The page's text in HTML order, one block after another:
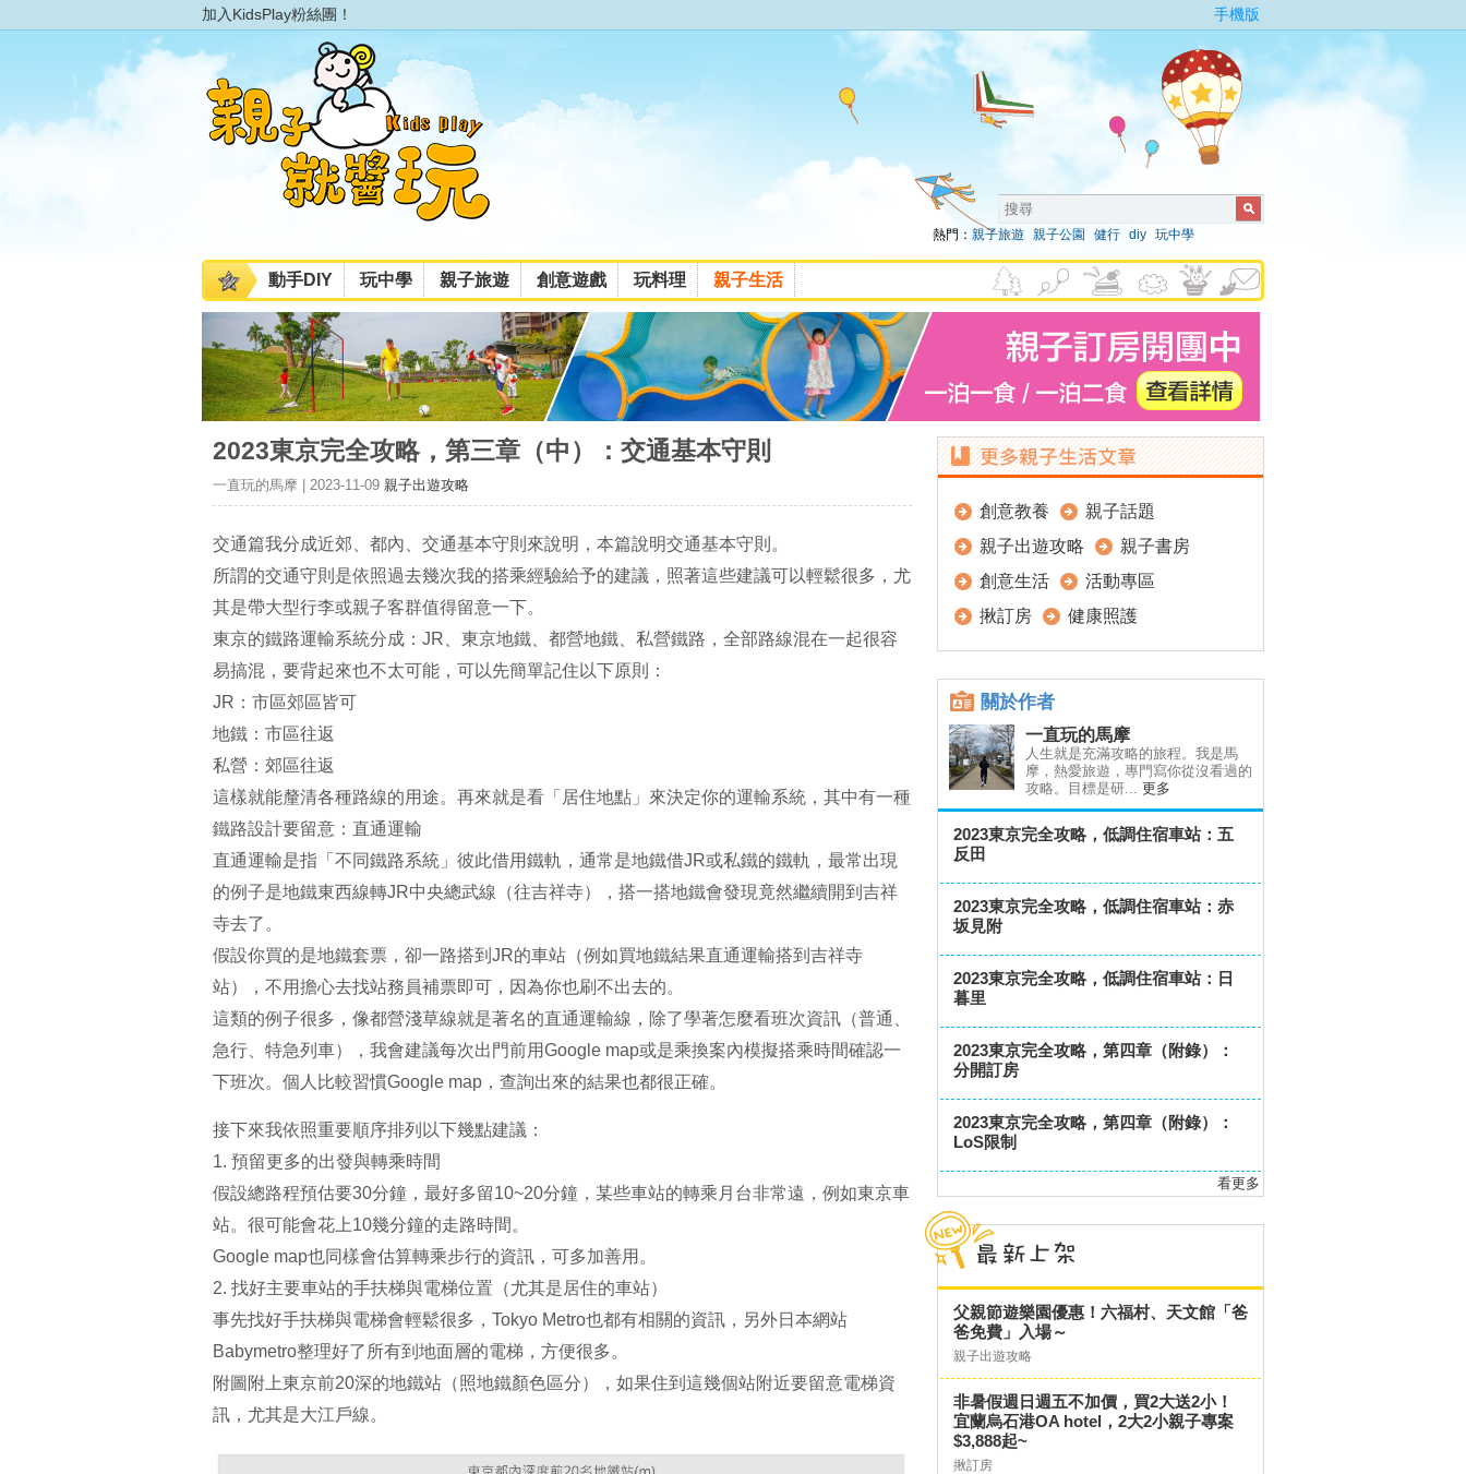
加入KidsPlay粉絲團！ 手機版
熱門： 親子旅遊 親子公園 健行 diy 玩中學
動手DIY 玩中學 親子旅遊 創意遊戲 玩料理 親子生活
2023東京完全攻略，第三章（中）：交通基本守則
一直玩的馬摩 | 2023-11-09 親子出遊攻略
交通篇我分成近郊、都內、交通基本守則來說明，本篇說明交通基本守則。
所謂的交通守則是依照過去幾次我的搭乘經驗給予的建議，照著這些建議可以輕鬆很多，尤
其是帶大型行李或親子客群值得留意一下。
東京的鐵路運輸系統分成：JR、東京地鐵、都營地鐵、私營鐵路，全部路線混在一起很容
易搞混，要背起來也不太可能，可以先簡單記住以下原則：
JR：市區郊區皆可
地鐵：市區往返
私營：郊區往返
這樣就能釐清各種路線的用途。再來就是看「居住地點」來決定你的運輸系統，其中有一種
鐵路設計要留意：直通運輸
直通運輸是指「不同鐵路系統」彼此借用鐵軌，通常是地鐵借JR或私鐵的鐵軌，最常出現
的例子是地鐵東西線轉JR中央總武線（往吉祥寺），搭一搭地鐵會發現竟然繼續開到吉祥
寺去了。
假設你買的是地鐵套票，卻一路搭到JR的車站（例如買地鐵結果直通運輸搭到吉祥寺
站），不用擔心去找站務員補票即可，因為你也刷不出去的。
這類的例子很多，像都營淺草線就是著名的直通運輸線，除了學著怎麼看班次資訊（普通、
急行、特急列車），我會建議每次出門前用Google map或是乘換案內模擬搭乘時間確認一
下班次。個人比較習慣Google map，查詢出來的結果也都很正確。
接下來我依照重要順序排列以下幾點建議：
1. 預留更多的出發與轉乘時間
假設總路程預估要30分鐘，最好多留10~20分鐘，某些車站的轉乘月台非常遠，例如東京車
站。很可能會花上10幾分鐘的走路時間。
Google map也同樣會估算轉乘步行的資訊，可多加善用。
2. 找好主要車站的手扶梯與電梯位置 （尤其是居住的車站）
事先找好手扶梯與電梯會輕鬆很多，Tokyo Metro也都有相關的資訊，另外日本網站
Babymetro整理好了所有到地面層的電梯，方便很多。
附圖附上東京前20深的地鐵站（照地鐵顏色區分），如果住到這幾個站附近要留意電梯資
訊，尤其是大江戶線。
創意教養
親子話題
親子出遊攻略
親子書房
創意生活
活動專區
揪訂房
健康照護
關於作者
一直玩的馬摩
人生就是充滿攻略的旅程。我是馬
摩，熱愛旅遊，專門寫你從沒看過的
攻略。目標是研... 更多
2023東京完全攻略，低調住宿車站：五
反田
2023東京完全攻略，低調住宿車站：赤
坂見附
2023東京完全攻略，低調住宿車站：日
暮里
2023東京完全攻略，第四章（附錄）：
分開訂房
2023東京完全攻略，第四章（附錄）：
LoS限制
看更多
父親節遊樂園優惠！六福村、天文館「爸
爸免費」入場～
親子出遊攻略
非暑假週日週五不加價，買2大送2小！
宜蘭烏石港OA hotel，2大2小親子專案
$3,888起~
揪訂房